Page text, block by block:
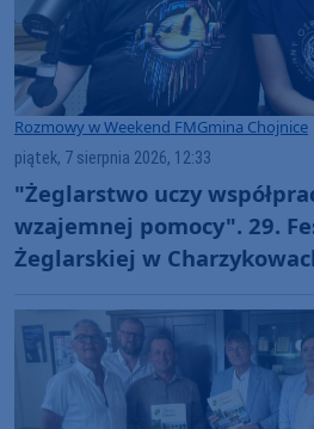
Rozmowy w Weekend FMGmina Chojnice
piątek, 7 sierpnia 2026, 12:33
"Żeglarstwo uczy
wzajemnej pomocy". 29.
Żeglarskiej w
(ROZMOWA)